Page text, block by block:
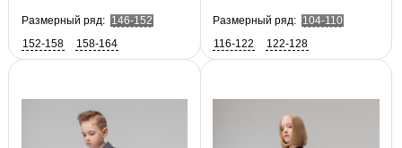
Размерный ряд:
146-152
152-158
158-164
Размерный ряд: 104-110
116-122
122-128